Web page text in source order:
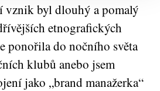
vznik byl dlouhý a pomalý
etnografických
ponořila do nočního světa
klubů anebo jsem
jako „brand manažerka“